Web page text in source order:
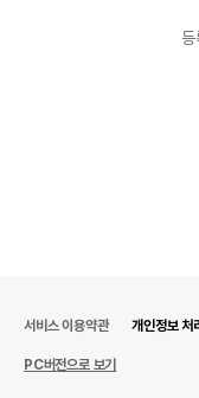
서비스 이용약관 개인정보 처
PC버전으로 보기